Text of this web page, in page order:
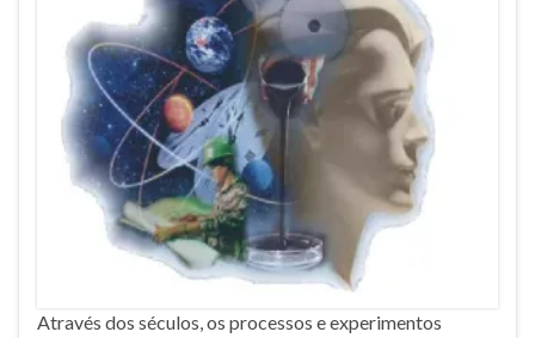
Através dos séculos, os processos e experimentos